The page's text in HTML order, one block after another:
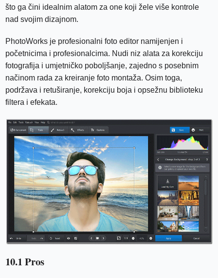
što ga čini idealnim alatom za one koji žele više kontrole
nad svojim dizajnom.
PhotoWorks je profesionalni foto editor namijenjen i
početnicima i profesionalcima. Nudi niz alata za korekciju
fotografija i umjetničko poboljšanje, zajedno s posebnim
načinom rada za kreiranje foto montaža. Osim toga,
podržava i retuširanje, korekciju boja i opsežnu biblioteku
filtera i efekata.
10.1 Pros